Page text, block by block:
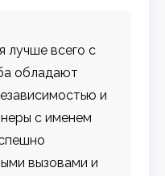
лучше всего с
обладают
и
с именем
вызовами и